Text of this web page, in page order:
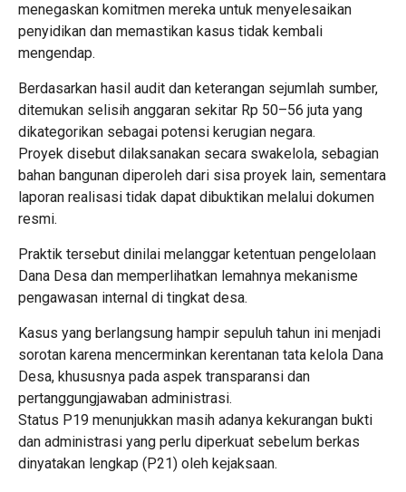
menegaskan komitmen mereka untuk menyelesaikan
penyidikan dan memastikan kasus tidak kembali
mengendap.
Berdasarkan hasil audit dan keterangan sejumlah sumber,
ditemukan selisih anggaran sekitar Rp 50–56 juta yang
dikategorikan sebagai potensi kerugian negara.
Proyek disebut dilaksanakan secara swakelola, sebagian
bahan bangunan diperoleh dari sisa proyek lain, sementara
laporan realisasi tidak dapat dibuktikan melalui dokumen
resmi.
Praktik tersebut dinilai melanggar ketentuan pengelolaan
Dana Desa dan memperlihatkan lemahnya mekanisme
pengawasan internal di tingkat desa.
Kasus yang berlangsung hampir sepuluh tahun ini menjadi
sorotan karena mencerminkan kerentanan tata kelola Dana
Desa, khususnya pada aspek transparansi dan
pertanggungjawaban administrasi.
Status P19 menunjukkan masih adanya kekurangan bukti
dan administrasi yang perlu diperkuat sebelum berkas
dinyatakan lengkap (P21) oleh kejaksaan.